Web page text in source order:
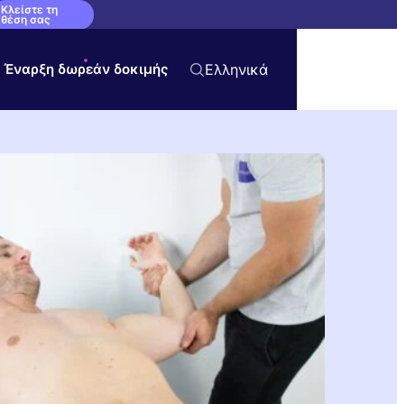
Κλείστε τη
θέση σας
Έναρξη δωρεάν δοκιμής Ελληνικά